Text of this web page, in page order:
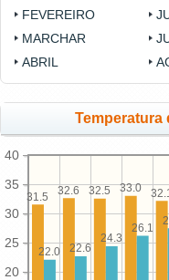
FEVEREIRO
MARCHAR
ABRIL
Temperatura
20
25
30
35
40
32.1
33.0
32.5
32.6
31.5
26.1
24.3
22.6
22.0